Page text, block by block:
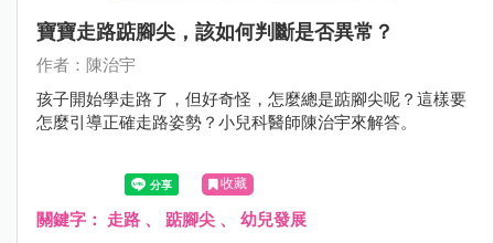
寶寶走路踮腳尖，該如何判斷是否異常？
作者：陳治宇
孩子開始學走路了，但好奇怪，怎麼總是踮腳尖呢？這樣要
怎麼引導正確走路姿勢？小兒科醫師陳治宇來解答。
收藏
關鍵字： 走路 、 踮腳尖 、 幼兒發展